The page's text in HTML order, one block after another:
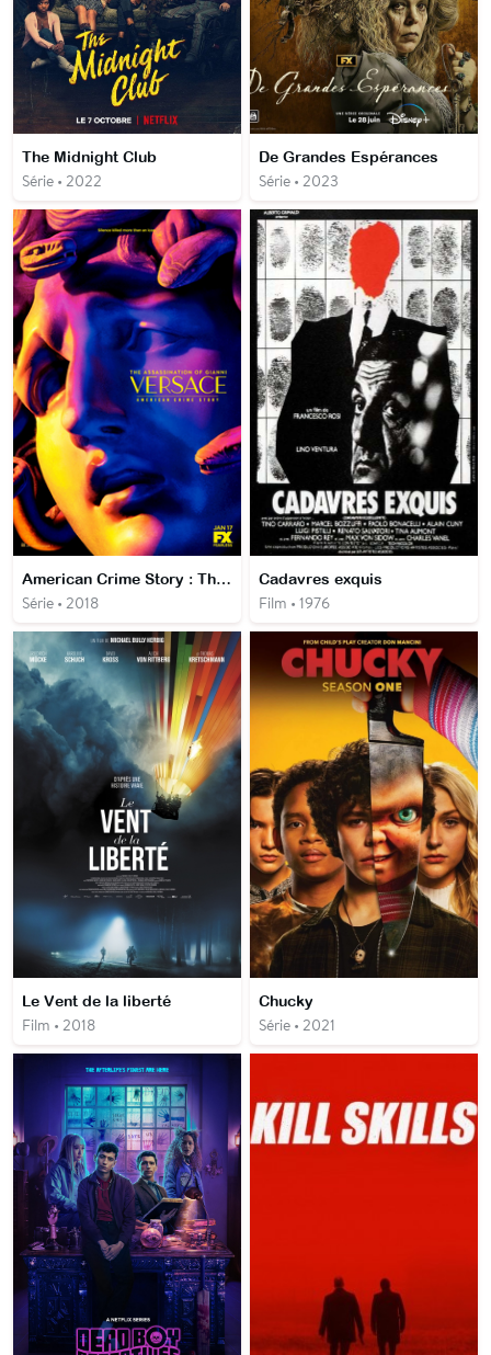
The Midnight Club
Série • 2022
De Grandes Espérances
Série • 2023
American Crime Story : The Assassination of Gianni Versace
Série • 2018
Cadavres exquis
Film • 1976
Le Vent de la liberté
Film • 2018
Chucky
Série • 2021